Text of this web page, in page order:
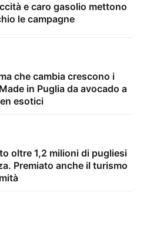
e caro gasolio mettono
le campagne
che cambia crescono i
in Puglia da avocado a
esotici
oltre 1,2 milioni di pugliesi
Premiato anche il turismo